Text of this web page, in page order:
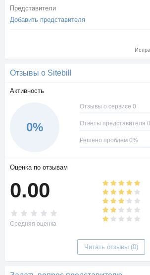
Представители
Добавить представителя
Отзывы о Sitebill
Активность
0%
Отзывы о сервисе 0
Ответы представителя 0
Решено проблем 0%
Оценка по отзывам
0.00
Средняя оценка
Читать отзывы (0)